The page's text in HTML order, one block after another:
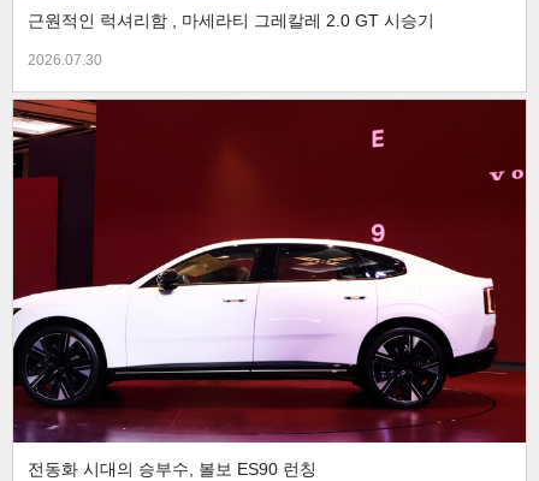
근원적인 럭셔리함 , 마세라티 그레칼레 2.0 GT 시승기
2026.07.30
전동화 시대의 승부수, 볼보 ES90 런칭